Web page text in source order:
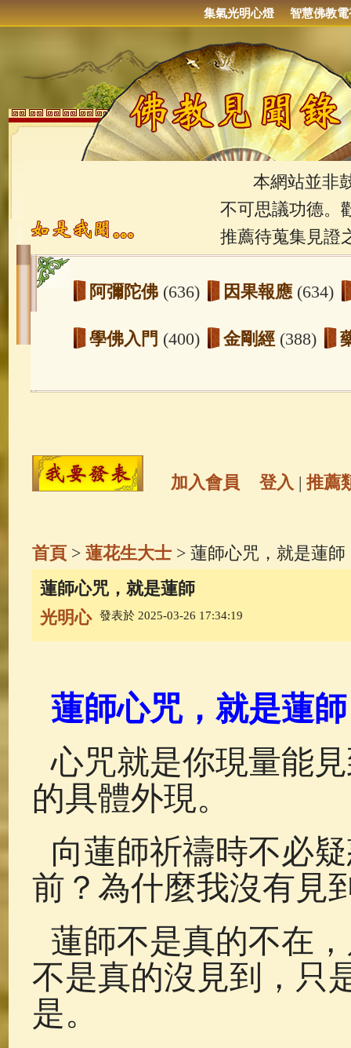
集氣光明心燈 智慧佛教電
本網站並非鼓
不可思議功德。
推薦待蒐集見證
阿彌陀佛 (636) 因果報應 (634)
學佛入門 (400) 金剛經 (388)
玉曆寶鈔(236) 地藏經(225)
高僧故事 (142) 放生護生 (133)
一切如來心秘密全身舍利寶篋印
生活禪(70) 釋迦牟尼佛傳
佛典故事(38) 佛說療痔(腫瘤)
加入會員 登入 | 推薦
首頁> 蓮花生大士> 蓮師心咒，就是蓮師
蓮師心咒，就是蓮師
光明心
發表於 2025-03-26 17:34:19
蓮師心咒，就是蓮師
心咒就是你現量能
的具體外現。
向蓮師祈禱時不必
前？為什麼我沒有見
蓮師不是真的不在
不是真的沒見到，只
是。